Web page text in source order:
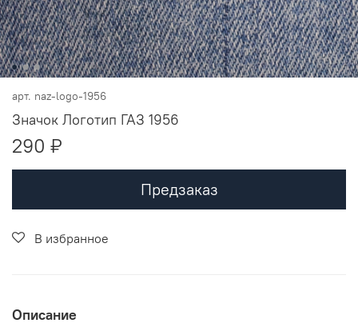
арт. naz-logo-1956
Значок Логотип ГАЗ 1956
290 ₽
Предзаказ
В избранное
Описание